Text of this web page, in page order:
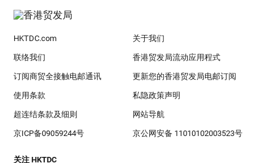
HKTDC.com 关于我们
联络我们 香港贸发局流动应用程式
订阅商贸全接触电邮通讯 更新您的香港贸发局电邮订阅
使用条款 私隐政策声明
超连结条款及细则 网站导航
京ICP备09059244号 京公网安备 11010102003523号
关注 HKTDC